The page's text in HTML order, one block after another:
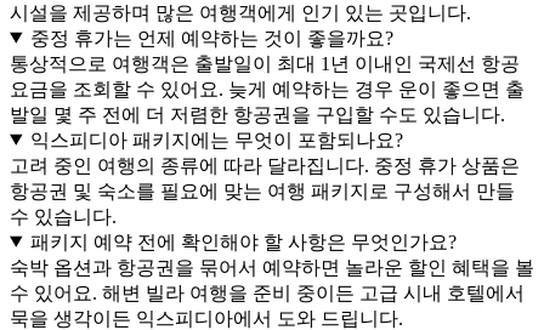
시설을 제공하며 많은 여행객에게 인기 있는 곳입니다.
중정 휴가는 언제 예약하는 것이 좋을까요?
통상적으로 여행객은 출발일이 최대 1년 이내인 국제선 항공
요금을 조회할 수 있어요. 늦게 예약하는 경우 운이 좋으면 출
발일 몇 주 전에 더 저렴한 항공권을 구입할 수도 있습니다.
익스피디아 패키지에는 무엇이 포함되나요?
고려 중인 여행의 종류에 따라 달라집니다. 중정 휴가 상품은
항공권 및 숙소를 필요에 맞는 여행 패키지로 구성해서 만들
수 있습니다.
패키지 예약 전에 확인해야 할 사항은 무엇인가요?
숙박 옵션과 항공권을 묶어서 예약하면 놀라운 할인 혜택을 볼
수 있어요. 해변 빌라 여행을 준비 중이든 고급 시내 호텔에서
묵을 생각이든 익스피디아에서 도와 드립니다.